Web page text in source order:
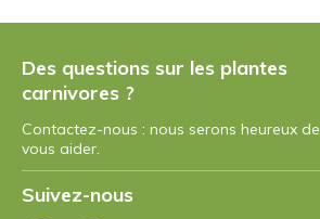
Des questions sur les plantes
carnivores ?
Contactez-nous : nous serons heureux de
vous aider.
Suivez-nous